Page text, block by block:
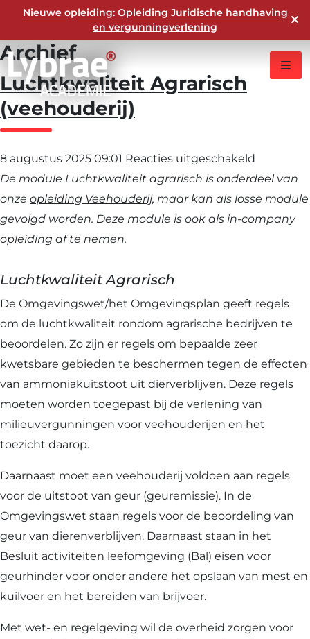
Nieuwe opleiding: Opleiding Juridische handhaving
en vergunningverlening
Archief
Luchtkwaliteit Agrarisch
(veehouderij)
8 augustus 2025 09:01 Reacties uitgeschakeld
Agrarisch
De module Luchtkwaliteit agrarisch is onderdeel van
onze opleiding Veehouderij, maar kan als losse module
gevolgd worden. Deze module is ook als in-company
opleiding af te nemen.
Luchtkwaliteit Agrarisch
De Omgevingswet/het Omgevingsplan geeft regels
om de luchtkwaliteit rondom agrarische bedrijven te
beoordelen. Zo zijn er regels om bepaalde zeer
kwetsbare gebieden te beschermen tegen de effecten
van ammoniakuitstoot uit dierverblijven. Deze regels
moeten worden toegepast bij de verlening van
milieuvergunningen voor veehouderijen en het
toezicht daarop.
Daarnaast moet een veehouderij voldoen aan regels
voor de uitstoot van geur (geuremissie). In de
Omgevingswet staan regels voor de beoordeling van
geur van dierenverblijven. Daarnaast staan in het
Besluit activiteiten leefomgeving (Bal) eisen voor
geurhinder voor onder andere het opslaan van mest en
kuilvoer en het bereiden van brijvoer.
Met wet- en regelgeving wil de overheid zorgen voor